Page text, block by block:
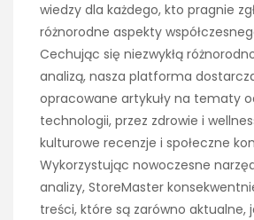
wiedzy dla każdego, kto pragnie
różnorodne aspekty
Cechując się niezwykłą
analizą, nasza platforma
opracowane artykuły na tematy
technologii, przez zdrowie i
kulturowe recenzje i społeczne
Wykorzystując nowoczesne
analizy, StoreMaster
treści, które są zarówno aktualne,